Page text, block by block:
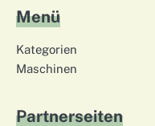
Menü
Kategorien
Maschinen
Partnerseiten